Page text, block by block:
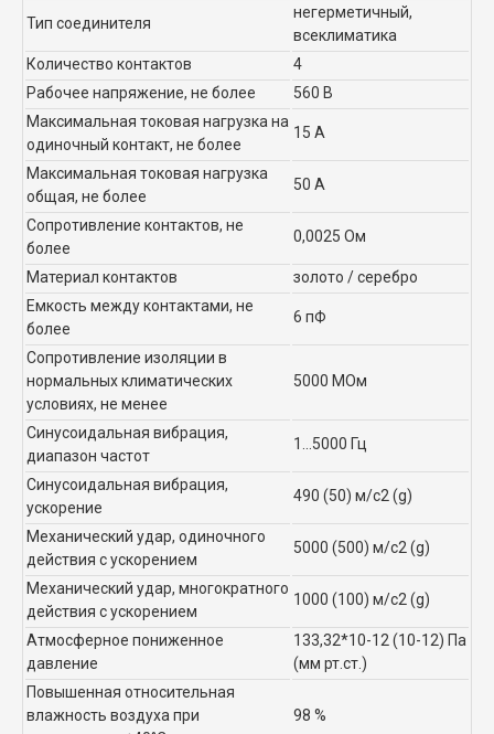
Тип соединителя
негерметичный,
всеклиматика
Количество контактов
4
Рабочее напряжение, не более
560 В
Максимальная токовая нагрузка на
одиночный контакт, не более
15 А
Максимальная токовая нагрузка
общая, не более
50 А
Сопротивление контактов, не
более
0,0025 Ом
Материал контактов
золото / серебро
Емкость между контактами, не
более
6 пФ
Сопротивление изоляции в
нормальных климатических
условиях, не менее
5000 МОм
Синусоидальная вибрация,
диапазон частот
1...5000 Гц
Синусоидальная вибрация,
ускорение
490 (50) м/с2 (g)
Механический удар, одиночного
действия с ускорением
5000 (500) м/с2 (g)
Механический удар, многократного
действия с ускорением
1000 (100) м/с2 (g)
Атмосферное пониженное
давление
133,32*10-12 (10-12) Па
(мм рт.ст.)
Повышенная относительная
влажность воздуха при
98 %